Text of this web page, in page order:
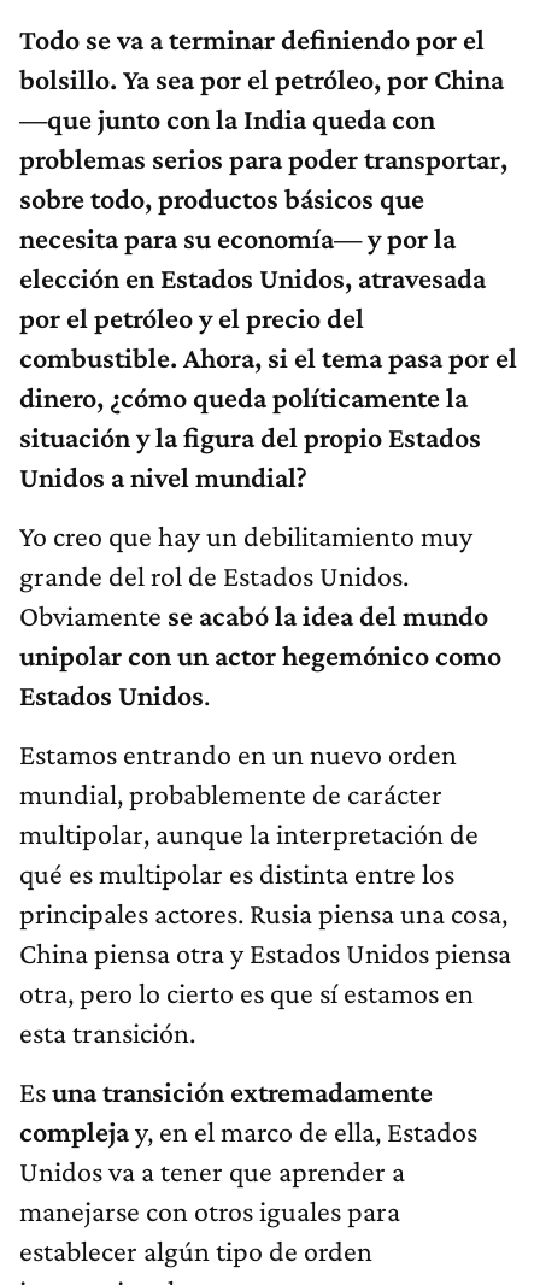
Todo se va a terminar definiendo por el
bolsillo. Ya sea por el petróleo, por China
—que junto con la India queda con
problemas serios para poder transportar,
sobre todo, productos básicos que
necesita para su economía— y por la
elección en Estados Unidos, atravesada
por el petróleo y el precio del
combustible. Ahora, si el tema pasa por el
dinero, ¿cómo queda políticamente la
situación y la figura del propio Estados
Unidos a nivel mundial?
Yo creo que hay un debilitamiento muy
grande del rol de Estados Unidos.
Obviamente se acabó la idea del mundo
unipolar con un actor hegemónico como
Estados Unidos.
Estamos entrando en un nuevo orden
mundial, probablemente de carácter
multipolar, aunque la interpretación de
qué es multipolar es distinta entre los
principales actores. Rusia piensa una cosa,
China piensa otra y Estados Unidos piensa
otra, pero lo cierto es que sí estamos en
esta transición.
Esuna transición extremadamente
complejay, en el marco de ella, Estados
Unidos va a tener que aprender a
manejarse con otros iguales para
establecer algún tipo de orden